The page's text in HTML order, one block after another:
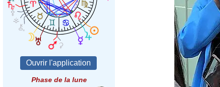
Phase de la lune